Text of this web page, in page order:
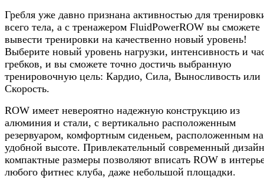
Гребля уже давно признана активностью для
всего тела, а с тренажером FluidPowerROW вы сможете
вывести тренировки на качественно новый уровень!
Выберите новый уровень нагрузки, интенсивность и
гребков, и вы сможете точно достичь выбранную
тренировочную цель: Кардио, Сила, Выносливость или
Скорость.
ROW имеет невероятно надежную конструкцию из
алюминия и стали, с вертикально расположенным
резервуаром, комфортным сиденьем, расположенным на
удобной высоте. Привлекательный современный
компактные размеры позволяют вписать ROW в
любого фитнес клуба, даже небольшой площадки.